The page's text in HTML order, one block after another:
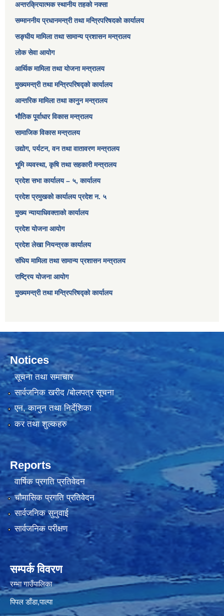
अन्तरक्रियात्मक स्थानीय तहको नक्सा
सम्माननीय प्रधानमन्त्री तथा मन्त्रिपरिषद‌को कार्यालय
सङ्‍घीय मामिला तथा सामान्य प्रशासन मन्त्रालय
लोक सेवा आयोग
आर्थिक मामिला तथा योजना मन्त्रालय​
मुख्यमन्त्री तथा मन्त्रिपरिषद्को कार्यालय
आन्तरिक मामिला तथा कानुन मन्त्रालय
भौतिक पूर्वाधार विकास मन्त्रालय
सामाजिक विकास मन्त्रालय
उद्योग, पर्यटन, वन तथा वातावरण मन्त्रालय
भूमि व्यवस्था, कृषि तथा सहकारी मन्त्रालय
प्रदेश सभा कार्यालय – ५, कार्यालय
प्रदेश प्रमुखको कार्यालय प्रदेश न. ५
मुख्य न्यायाधिवक्ताको कार्यालय
प्रदेश योजना आयोग
प्रदेश लेखा नियन्त्रक कार्यालय
संघिय मामिला तथा सामान्य प्रशासन मन्त्रालय
राष्ट्रिय योजना आयोग
मुख्यमन्त्री तथा मन्त्रिपरिषद्को कार्यालय
Notices
सूचना तथा समाचार
सार्वजनिक खरीद /बोलपत्र सूचना
एन, कानुन तथा निर्देशिका
कर तथा शुल्कहरु
Reports
वार्षिक प्रगति प्रतिवेदन
चौमासिक प्रगति प्रतिवेदन
सार्वजनिक सुनुवाई
सार्वजनिक परीक्षण
सम्पर्क विवरण
रम्भा गाउँपालिका
पिपल डाँडा,पाल्पा